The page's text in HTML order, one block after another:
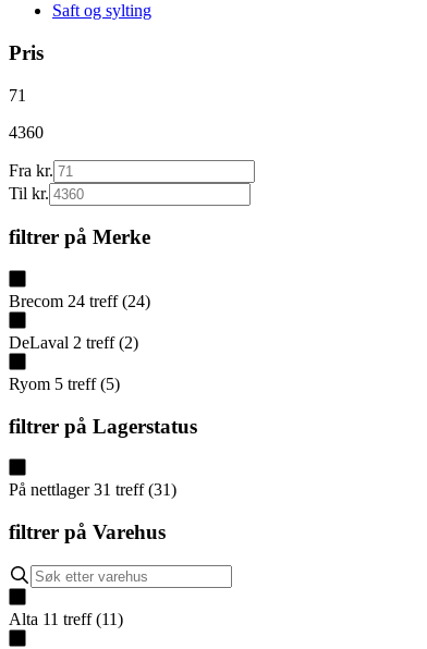
Saft og sylting
Pris
71
4360
Fra kr.
Til kr.
filtrer på Merke
Brecom 24 treff (24)
DeLaval 2 treff (2)
Ryom 5 treff (5)
filtrer på Lagerstatus
På nettlager 31 treff (31)
filtrer på Varehus
Alta 11 treff (11)